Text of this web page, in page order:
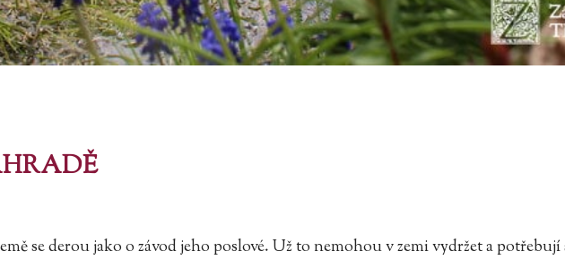
se derou jako o závod jeho poslové. Už to nemohou v zemi vydržet a